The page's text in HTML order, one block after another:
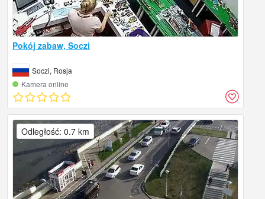
Pokój zabaw, Soczi
Soczi, Rosja
Kamera online
Odległość: 0.7 km